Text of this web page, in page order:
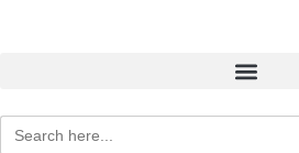
Search
for: